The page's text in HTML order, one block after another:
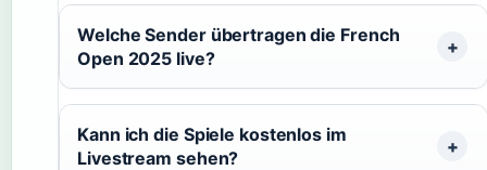
Welche Sender übertragen die French
Open 2025 live?
Kann ich die Spiele kostenlos im
Livestream sehen?